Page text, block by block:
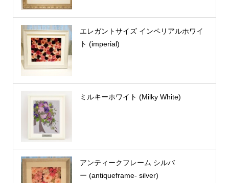
エレガントサイズ インペリアルホワイ
ト (imperial)
ミルキーホワイト (Milky White)
アンティークフレーム シルバ
ー (antiqueframe- silver)